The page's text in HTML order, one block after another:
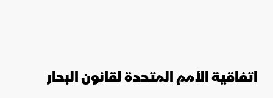
اتفاقية الأمم المتحدة لقانون البحار